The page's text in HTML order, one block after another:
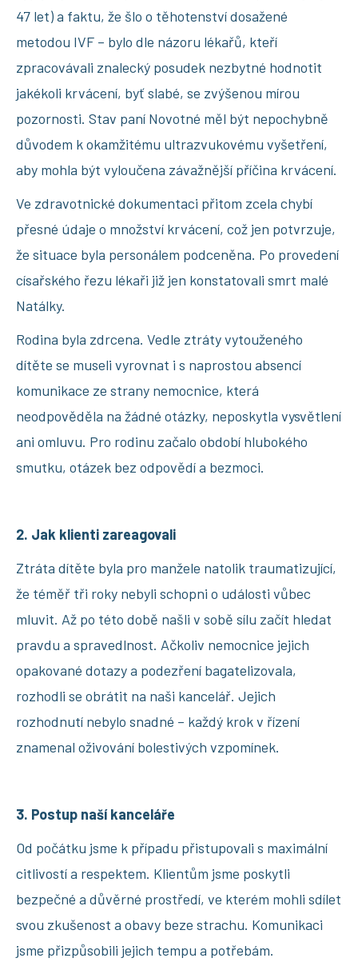
47 let) a faktu, že šlo o těhotenství dosažené
metodou IVF – bylo dle názoru lékařů, kteří
zpracovávali znalecký posudek nezbytné hodnotit
jakékoli krvácení, byť slabé, se zvýšenou mírou
pozornosti. Stav paní Novotné měl být nepochybně
důvodem k okamžitému ultrazvukovému vyšetření,
aby mohla být vyloučena závažnější příčina krvácení.
Ve zdravotnické dokumentaci přitom zcela chybí
přesné údaje o množství krvácení, což jen potvrzuje,
že situace byla personálem podceněna. Po provedení
císařského řezu lékaři již jen konstatovali smrt malé
Natálky.
Rodina byla zdrcena. Vedle ztráty vytouženého
dítěte se museli vyrovnat i s naprostou absencí
komunikace ze strany nemocnice, která
neodpověděla na žádné otázky, neposkytla vysvětlení
ani omluvu. Pro rodinu začalo období hlubokého
smutku, otázek bez odpovědí a bezmoci.
2. Jak klienti zareagovali
Ztráta dítěte byla pro manžele natolik traumatizující,
že téměř tři roky nebyli schopni o události vůbec
mluvit. Až po této době našli v sobě sílu začít hledat
pravdu a spravedlnost. Ačkoliv nemocnice jejich
opakované dotazy a podezření bagatelizovala,
rozhodli se obrátit na naši kancelář. Jejich
rozhodnutí nebylo snadné – každý krok v řízení
znamenal oživování bolestivých vzpomínek.
3. Postup naší kanceláře
Od počátku jsme k případu přistupovali s maximální
citlivostí a respektem. Klientům jsme poskytli
bezpečné a důvěrné prostředí, ve kterém mohli sdílet
svou zkušenost a obavy beze strachu. Komunikaci
jsme přizpůsobili jejich tempu a potřebám.